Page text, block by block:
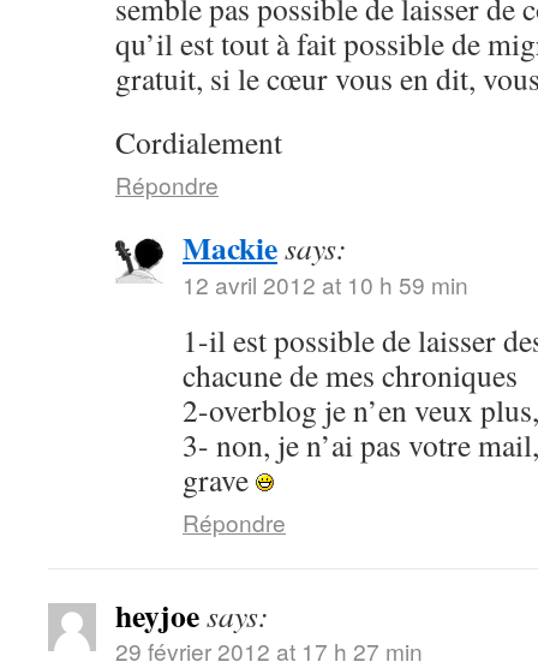
semble pas possible de laisser de
qu’il est tout à fait possible de
gratuit, si le cœur vous en dit,
Cordialement
Répondre
Mackiesays:
12 avril 2012 at 10 h 59 min
1-il est possible de laisser
chacune de mes chroniques
2-overblog je n’en veux
3- non, je n’ai pas votre
grave
Répondre
heyjoesays:
29 février 2012 at 17 h 27 min